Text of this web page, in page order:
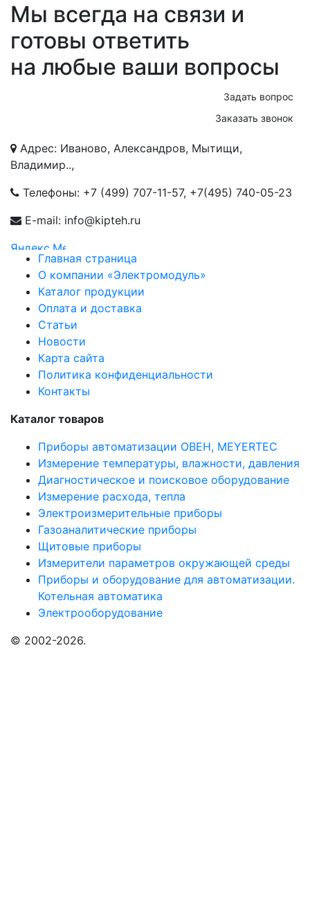
Мы всегда на связи и
готовы ответить
на любые ваши вопросы
Задать вопрос
Заказать звонок
Адрес: Иваново, Александров, Мытищи,
Владимир..,
Телефоны: +7 (499) 707-11-57, +7(495) 740-05-23
E-mail: info@kipteh.ru
Главная страница
О компании «Электромодуль»
Каталог продукции
Оплата и доставка
Статьи
Новости
Карта сайта
Политика конфиденциальности
Контакты
Каталог товаров
Приборы автоматизации ОВЕН, MEYERTEC
Измерение температуры, влажности, давления
Диагностическое и поисковое оборудование
Измерение расхода, тепла
Электроизмерительные приборы
Газоаналитические приборы
Щитовые приборы
Измерители параметров окружающей среды
Приборы и оборудование для автоматизации.
Котельная автоматика
Электрооборудование
© 2002-2026.